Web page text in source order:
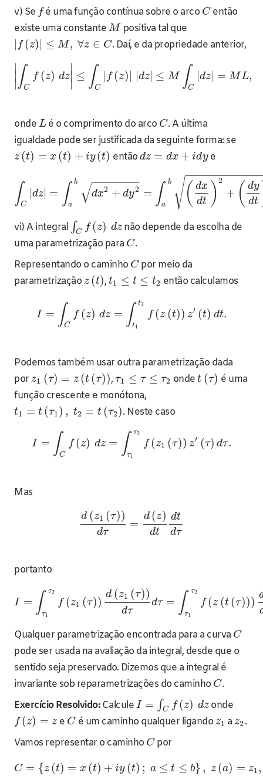
v) Se fé uma função contínua sobre o arco Centão
existe uma constante M positiva tal que
f (z) ≤ M, ∀z ∈ C. Daí, e da propriedade anterior,
∣
∣
∣ ∫C
f (z) dz
∣
∣
∣ ≤ ∫C
f (z) dz ≤ M ∫C
|dz = ML,
onde Lé o comprimento do arco C. A última
igualdade pode ser justificada da seguinte forma: se
z (t) = x (t) + iy (t) então dz = dx + idye
∫C
|dz| = ∫ b
a
dx2 + dy2
− −
−−−−−−
√ = ∫ b
a ( dx
dt )2
+ ( dy
dt
−−−−−−−−−−−−
√
vi) A integral ∫C f (z) dznão depende da escolha de
uma parametrização para C.
Representando o caminho Cpor meio da
parametrização z (t),t1 ≤ t ≤ t2 então calculamos
I = ∫C
f (z) dz = ∫ t2
t1
f (z (t)) z′ (t) dt.
Podemos também usar outra parametrização dada
por z1 (τ) = z (t (τ)),τ1 ≤ τ ≤ τ2 ondet (τ) é uma
função crescente e monótona,
t1 = t (τ1) , t2 = t (τ2). Neste caso
I = ∫C
f (z) dz = ∫ τ2
τ1
f (z1 (τ)) z′ (τ) dτ.
Mas
d (z1 (τ))
dτ
=
d (z)
dt
dt
dτ
portanto
I = ∫ τ2
τ1
f (z1 (τ))
d (z1 (τ))
dτ
dτ = ∫ τ2
τ1
f (z (t (τ)))
Qualquer parametrização encontrada para a curva C
pode ser usada na avaliação da integral, desde que o
sentido seja preservado. Dizemos que a integral é
invariante sob reparametrizações do caminho C.
Exercício Resolvido:Calcule I = ∫C f (z) dzonde
f (z) = z e C é um caminho qualquer ligando z1 az2 .
Vamos representar o caminho Cpor
C = {z (t) = x (t) + iy (t) ; a ≤ t ≤ b} , z (a) = z1,